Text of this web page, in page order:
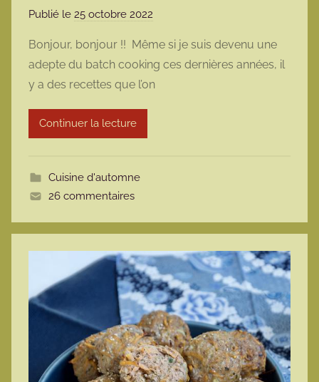
Publié le 25 octobre 2022
r
m
a
Bonjour, bonjour !! Même si je suis devenu une
adepte du batch cooking ces dernières années, il
y a des recettes que l’on
Continuer la lecture
Cuisine d'automne
26 commentaires